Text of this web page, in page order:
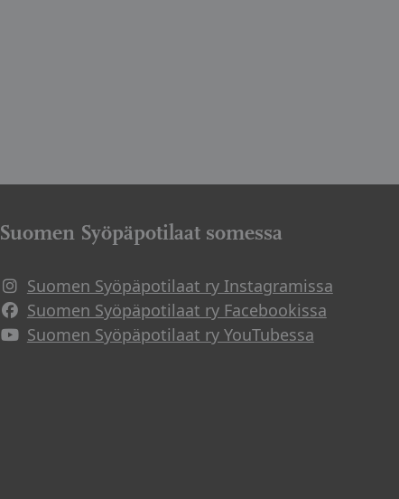
Suomen Syöpäpotilaat somessa
Suomen Syöpäpotilaat ry Instagramissa
Suomen Syöpäpotilaat ry Facebookissa
Suomen Syöpäpotilaat ry YouTubessa